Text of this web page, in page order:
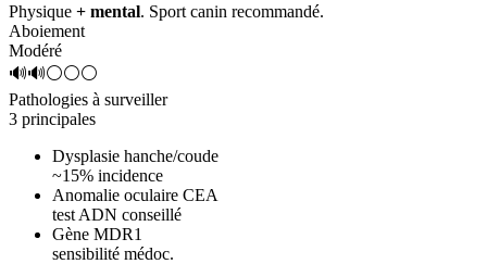
Physique + mental. Sport canin recommandé.
Aboiement
Modéré
🔊🔊⚪⚪⚪
Pathologies à surveiller
3 principales
Dysplasie hanche/coude
~15% incidence
Anomalie oculaire CEA
test ADN conseillé
Gène MDR1
sensibilité médoc.